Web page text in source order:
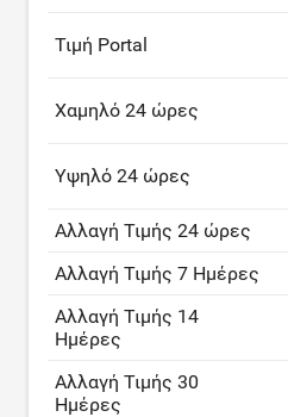
Τιμή Portal
Χαμηλό 24 ώρες
Υψηλό 24 ώρες
Αλλαγή Τιμής 24 ώρες
Αλλαγή Τιμής 7 Ημέρες
Αλλαγή Τιμής 14
Ημέρες
Αλλαγή Τιμής 30
Ημέρες